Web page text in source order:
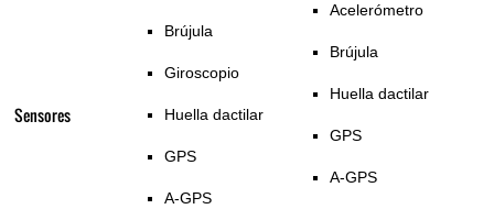
Sensores
Brújula
Giroscopio
Huella dactilar
GPS
A-GPS
Acelerómetro
Brújula
Huella dactilar
GPS
A-GPS